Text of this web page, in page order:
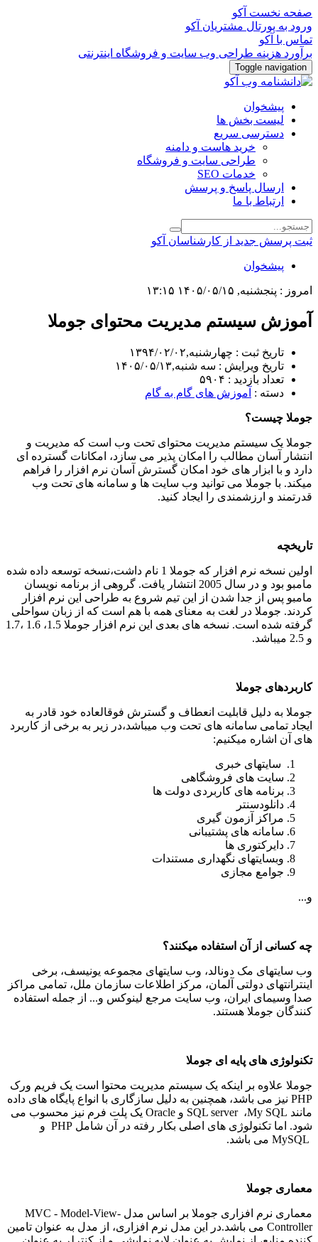
صفحه نخست آکو
ورود به پورتال مشتریان آکو
تماس با آکو
برآورد هزینه طراحی وب سایت و فروشگاه اینترنتی
Toggle navigation
پیشخوان
لیست بخش ها
دسترسی سریع
خرید هاست و دامنه
طراحی سایت و فروشگاه
خدمات SEO
ارسال پاسخ و پرسش
ارتباط با ما
ثبت پرسش جدید از کارشناسان آکو
پیشخوان
امروز : پنجشنبه, ۱۴۰۵/۰۵/۱۵ ۱۳:۱۵
آموزش سیستم مدیریت محتوای جوملا
تاریخ ثبت : چهارشنبه,۱۳۹۴/۰۲/۰۲
تاریخ ویرایش : سه شنبه,۱۴۰۵/۰۵/۱۳
تعداد بازدید : ۵۹۰۴
دسته : آموزش های گام به گام
جوملا چیست؟
جوملا یک سیستم مدیریت محتوای تحت وب است که مدیریت و
انتشار آسان مطالب را امکان پذیر می سازد، امکانات گسترده ای
دارد و با ابزار های خود امکان گسترش آسان نرم افزار را فراهم
میکند. با جوملا می توانید وب سایت ها و سامانه های تحت وب
قدرتمند و ارزشمندی را ایجاد کنید.
تاریخچه
اولین نسخه نرم افزار که جوملا 1 نام داشت،نسخه توسعه داده شده
مامبو بود و در سال 2005 انتشار یافت. گروهی از برنامه نویسان
مامبو پس از جدا شدن از این تیم شروع به طراحی این نرم افزار
کردند. جوملا در لغت به معنای همه با هم است که از زبان سواحلی
گرفته شده است. نسخه های بعدی این نرم افزار جوملا 1.5، 1.6 ،1.7
و 2.5 میباشد.
کاربردهای جوملا
جوملا به دلیل قابلیت انعطاف و گسترش فوقالعاده خود قادر به
ایجاد تمامی سامانه های تحت وب میباشد،در زیر به برخی از کاربرد
های آن اشاره میکنیم:
سایتهای خبری
سایت های فروشگاهی
برنامه های کاربردی دولت ها
دانلودسنتر
مراکز آزمون گیری
سامانه های پشتیبانی
دایرکتوری ها
وبسایتهای نگهداری مستندات
جوامع مجازی
و...
چه کسانی از آن استفاده میکنند؟
وب سایتهای مک دونالد، وب سایتهای مجموعه یونیسف، برخی
اینترانتهای دولتی آلمان، مرکز اطلاعات سازمان ملل، تمامی مراکز
صدا وسیمای ایران، وب سایت مرجع لینوکس و... از جمله استفاده
کنندگان جوملا هستند.
تکنولوژی های پایه ای جوملا
جوملا علاوه بر اینکه یک سیستم مدیریت محتوا است یک فریم ورک
PHP نیز می باشد، همچنین به دلیل سازگاری با انواع پایگاه های داده
مانند SQL server ،My SQL و Oracle یک پلت فرم نیز محسوب می
شود. اما تکنولوژی های اصلی بکار رفته در آن شامل PHP و
معماری جوملا
معماری نرم افزاری جوملا بر اساس مدل MVC - Model-View-
Controller می باشد.در این مدل نرم افزاری، از مدل به عنوان تامین